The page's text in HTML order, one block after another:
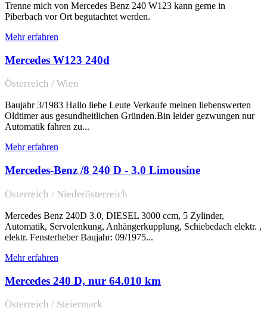
Trenne mich von Mercedes Benz 240 W123 kann gerne in
Piberbach vor Ort begutachtet werden.
Mehr erfahren
Mercedes W123 240d
Österreich / Wien
Baujahr 3/1983 Hallo liebe Leute Verkaufe meinen liebenswerten
Oldtimer aus gesundheitlichen Gründen.Bin leider gezwungen nur
Automatik fahren zu...
Mehr erfahren
Mercedes-Benz /8 240 D - 3.0 Limousine
Österreich / Niederösterreich
Mercedes Benz 240D 3.0, DIESEL 3000 ccm, 5 Zylinder,
Automatik, Servolenkung, Anhängerkupplung, Schiebedach elektr. ,
elektr. Fensterheber Baujahr: 09/1975...
Mehr erfahren
Mercedes 240 D, nur 64.010 km
Österreich / Steiermark